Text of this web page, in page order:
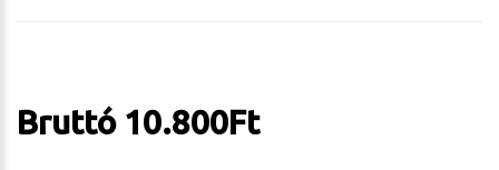
Bruttó 10.800Ft